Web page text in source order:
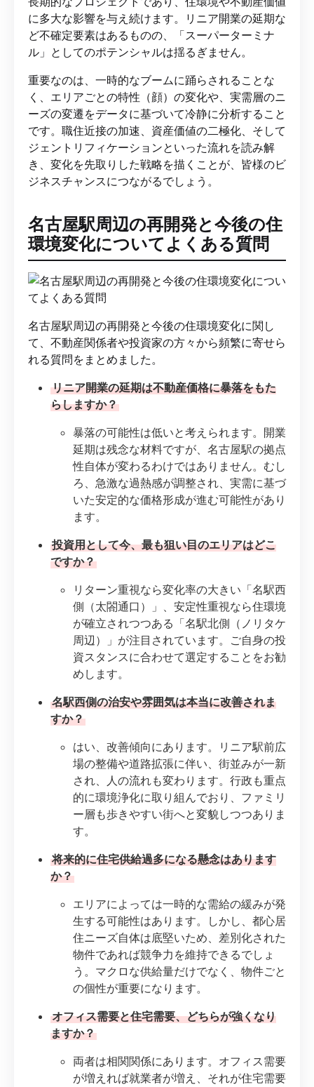
に多大な影響を与え続けます。リニア開業の延期な
ど不確定要素はあるものの、「スーパーターミナ
ル」としてのポテンシャルは揺るぎません。
重要なのは、一時的なブームに踊らされることな
く、エリアごとの特性（顔）の変化や、実需層のニ
ーズの変遷をデータに基づいて冷静に分析すること
です。職住近接の加速、資産価値の二極化、そして
ジェントリフィケーションといった流れを読み解
き、変化を先取りした戦略を描くことが、皆様のビ
ジネスチャンスにつながるでしょう。
名古屋駅周辺の再開発と今後の住
環境変化についてよくある質問
名古屋駅周辺の再開発と今後の住環境変化に関し
て、不動産関係者や投資家の方々から頻繁に寄せら
れる質問をまとめました。
リニア開業の延期は不動産価格に暴落をもた
らしますか？
暴落の可能性は低いと考えられます。開業
延期は残念な材料ですが、名古屋駅の拠点
性自体が変わるわけではありません。むし
ろ、急激な過熱感が調整され、実需に基づ
いた安定的な価格形成が進む可能性があり
ます。
投資用として今、最も狙い目のエリアはどこ
ですか？
リターン重視なら変化率の大きい「名駅西
側（太閤通口）」、安定性重視なら住環境
が確立されつつある「名駅北側（ノリタケ
周辺）」が注目されています。ご自身の投
資スタンスに合わせて選定することをお勧
めします。
名駅西側の治安や雰囲気は本当に改善されま
すか？
はい、改善傾向にあります。リニア駅前広
場の整備や道路拡張に伴い、街並みが一新
され、人の流れも変わります。行政も重点
的に環境浄化に取り組んでおり、ファミリ
ー層も歩きやすい街へと変貌しつつありま
す。
将来的に住宅供給過多になる懸念はあります
か？
エリアによっては一時的な需給の緩みが発
生する可能性はあります。しかし、都心居
住ニーズ自体は底堅いため、差別化された
物件であれば競争力を維持できるでしょ
う。マクロな供給量だけでなく、物件ごと
の個性が重要になります。
オフィス需要と住宅需要、どちらが強くなり
ますか？
両者は相関関係にあります。オフィス需要
が増えれば就業者が増え、それが住宅需要